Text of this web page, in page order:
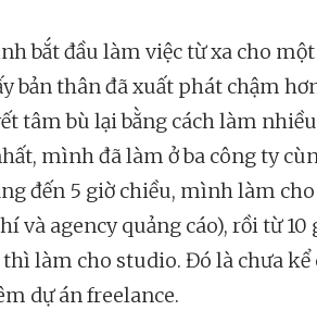
bắt đầu làm việc từ xa cho
bản thân đã xuất phát chậm
tâm bù lại bằng cách làm
mình đã làm ở ba công ty
đến 5 giờ chiều, mình làm
và agency quảng cáo), rồi từ 10
làm cho studio. Đó là chưa kể
dự án freelance.